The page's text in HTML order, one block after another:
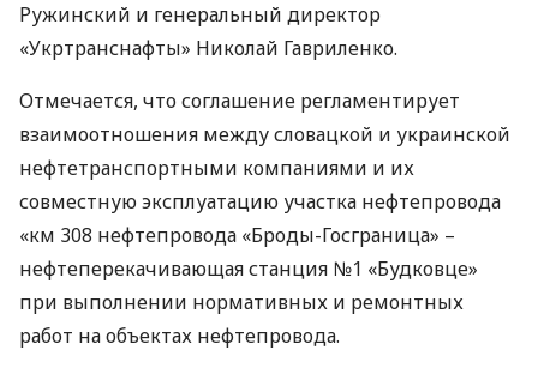
Ружинский и генеральный директор
«Укртранснафты» Николай Гавриленко.
Отмечается, что соглашение регламентирует
взаимоотношения между словацкой и украинской
нефтетранспортными компаниями и их
совместную эксплуатацию участка нефтепровода
«км 308 нефтепровода «Броды-Госграница» –
нефтеперекачивающая станция №1 «Будковце»
при выполнении нормативных и ремонтных
работ на объектах нефтепровода.